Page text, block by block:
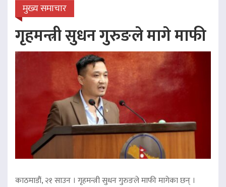
मुख्य समाचार
गृहमन्त्री सुधन गुरुङले मागे माफी
काठमाडौं, २१ साउन । गृहमन्त्री सुधन गुरुङले माफी मागेका छन् ।